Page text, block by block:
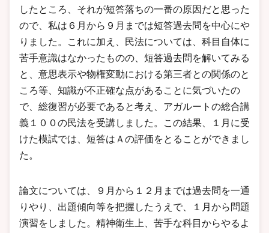
したところ、それが短答落ちの一番の原因だと思った
ので、私は６月から９月までは短答過去問を中心にや
りました。これに加え、民法については、科目自体に
苦手意識はなかったものの、短答過去問を解いてみる
と、意思表示や物権変動における第三者との関係のと
ころ等、知識が不正確な点があることに気づいたの
で、総復習が必要であると考え、アガルートの総合講
義１００の民法を受講しました。この結果、１月に受
けた模試では、短答はＡの評価をとることができまし
た。
論文については、９月から１２月までは過去問を一通
りやり、出題傾向等を把握したうえで、１月から問題
演習をしました。精神衛生上、苦手な科目からやるよ